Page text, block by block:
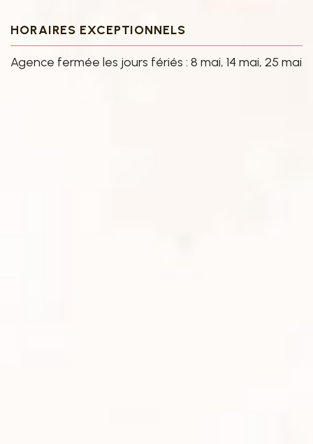
HORAIRES EXCEPTIONNELS
Agence fermée les jours fériés : 8 mai, 14 mai, 25 mai